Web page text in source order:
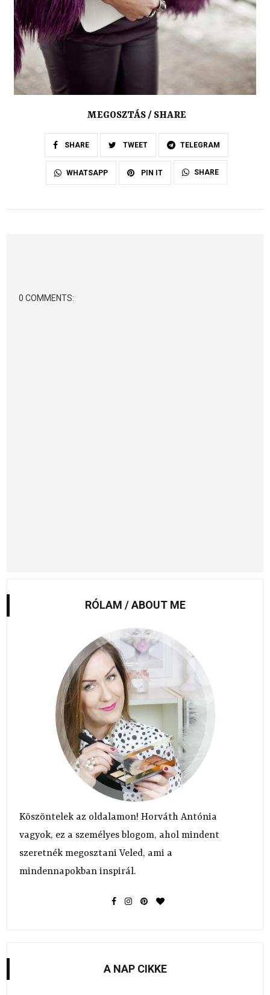
MEGOSZTÁS / SHARE
SHARE TWEET TELEGRAM
WHATSAPP PIN IT SHARE
0 COMMENTS:
RÓLAM / ABOUT ME
Köszöntelek az oldalamon! Horváth Antónia
vagyok, ez a személyes blogom, ahol mindent
szeretnék megosztani Veled, ami a
mindennapokban inspirál.
A NAP CIKKE